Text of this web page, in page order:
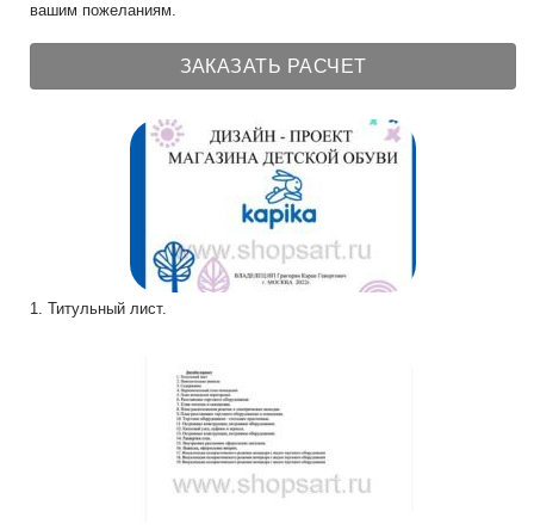
вашим пожеланиям.
ЗАКАЗАТЬ РАСЧЕТ
1. Титульный лист.